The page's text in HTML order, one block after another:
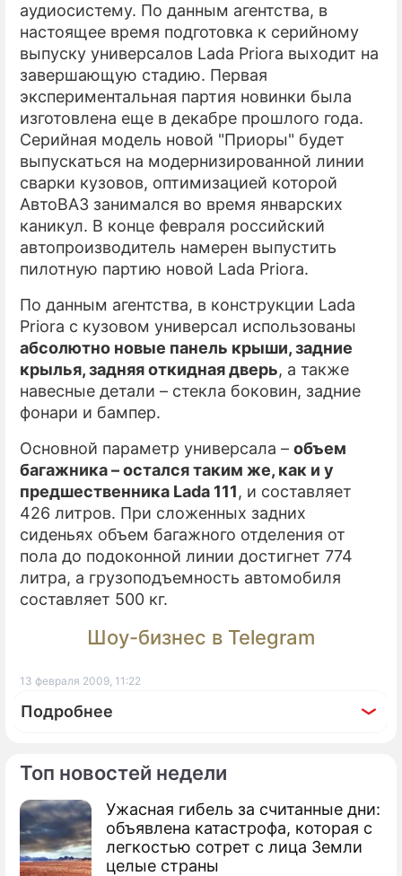
Топ новостей недели
Ужасная гибель за считанные дни:
объявлена катастрофа, которая с
легкостью сотрет с лица Земли
целые страны
аудиосистему. По данным агентства, в
настоящее время подготовка к серийному
выпуску универсалов Lada Priora выходит на
завершающую стадию. Первая
экспериментальная партия новинки была
изготовлена еще в декабре прошлого года.
Серийная модель новой "Приоры" будет
выпускаться на модернизированной линии
сварки кузовов, оптимизацией которой
АвтоВАЗ занимался во время январских
каникул. В конце февраля российский
автопроизводитель намерен выпустить
пилотную партию новой Lada Priora.
По данным агентства, в конструкции Lada
Priora с кузовом универсал использованы
абсолютно новые панель крыши, задние
крылья, задняя откидная дверь, а также
навесные детали – стекла боковин, задние
фонари и бампер.
Основной параметр универсала – объем
багажника – остался таким же, как и у
предшественника Lada 111, и составляет
426 литров. При сложенных задних
сиденьях объем багажного отделения от
пола до подоконной линии достигнет 774
литра, а грузоподъемность автомобиля
составляет 500 кг.
Шоу-бизнес в Telegram
13 февраля 2009, 11:22
Подробнее
По теме
Lada подорожала с 26 января